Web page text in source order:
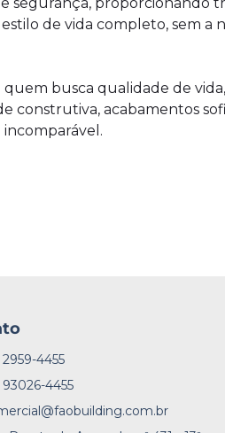
de vida completo, sem a
quem busca qualidade de
construtiva, acabamentos
2959-4455
93026-4455